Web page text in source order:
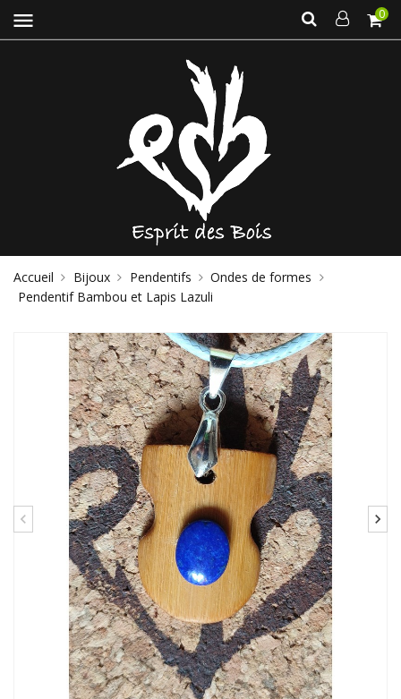
menu 0
Accueil Bijoux Pendentifs
Ondes de formes
Pendentif Bambou et Lapis Lazuli